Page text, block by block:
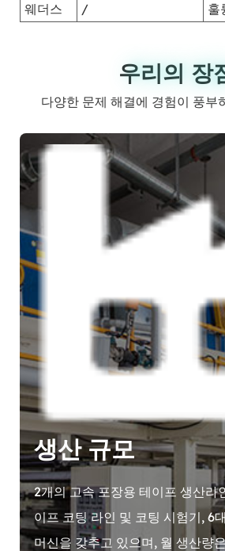
웨더스
/ 훌
우리의 장
우리의 장
다양한 문제 해결에 경험이 풍부
생산 규모
2개의 고속 포장용 테이프 생산라
이프 코팅 라인 및 코팅 시험기, 6
머신을 갖추고 있으며, 월 생산량